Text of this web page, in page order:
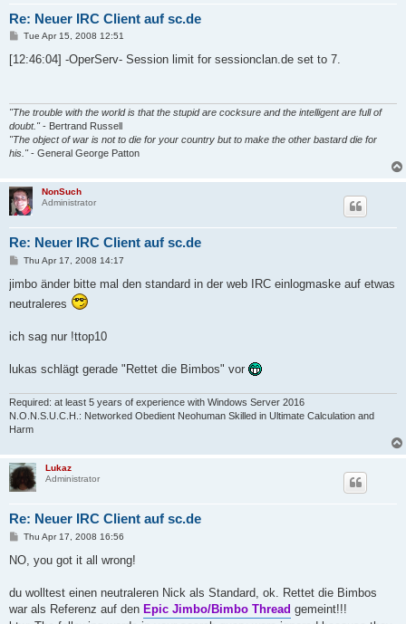
Re: Neuer IRC Client auf sc.de
P
s
Tue Apr 15, 2008 12:51
[12:46:04] -OperServ- Session limit for sessionclan.de set to 7.
"The trouble with the world is that the stupid are cocksure and the intelligent are full of
doubt."- Bertrand Russell
"The object of war is not to die for your country but to make the other bastard die for
his."- General George Patton
NonSuch
Administrator
Re: Neuer IRC Client auf sc.de
P
s
Thu Apr 17, 2008 14:17
jimbo änder bitte mal den standard in der web IRC einlogmaske auf etwas
neutraleres
ich sag nur !ttop10
lukas schlägt gerade "Rettet die Bimbos" vor
Required: at least 5 years of experience with Windows Server 2016
N.O.N.S.U.C.H.: Networked Obedient Neohuman Skilled in Ultimate Calculation and
Harm
Lukaz
Administrator
Re: Neuer IRC Client auf sc.de
P
s
Thu Apr 17, 2008 16:56
NO, you got it all wrong!
du wolltest einen neutraleren Nick als Standard, ok. Rettet die Bimbos
war als Referenz auf den Epic Jimbo/Bimbo Thread gemeint!!!